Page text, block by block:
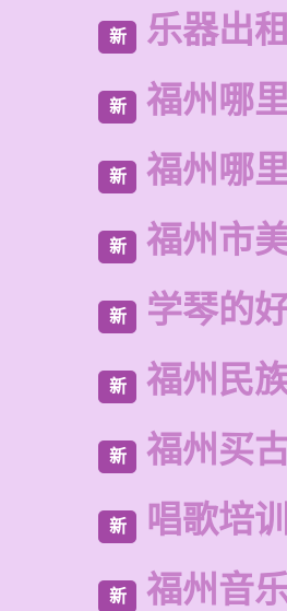
新 乐器出
新 福州哪
新 福州哪
新 福州市
新 学琴的
新 福州民
新 福州买
新 唱歌培
新 福州音